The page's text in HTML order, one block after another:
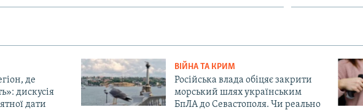
де
дискусія
дати
ВІЙНА ТА КРИМ
Російська влада обіцяє закрити
морський шлях українським
БпЛА до Севастополя. Чи реально